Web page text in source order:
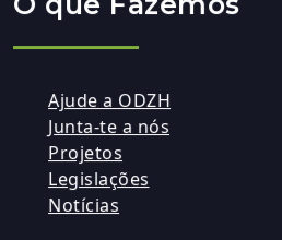
Ajude a ODZH
Junta-te a nós
Projetos
Legislações
Notícias